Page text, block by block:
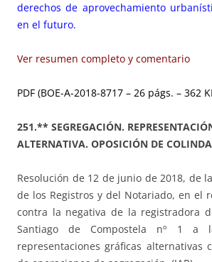
derechos de aprovechamiento
en el futuro.
Ver resumen completo y comentario
PDF (BOE-A-2018-8717 – 26 págs. – 362
251.** SEGREGACIÓN.
ALTERNATIVA. OPOSICIÓN DE
Resolución de 12 de junio de 2018, de
de los Registros y del Notariado, en el
contra la negativa de la registradora
Santiago de Compostela nº 1 a
representaciones gráficas alternativas